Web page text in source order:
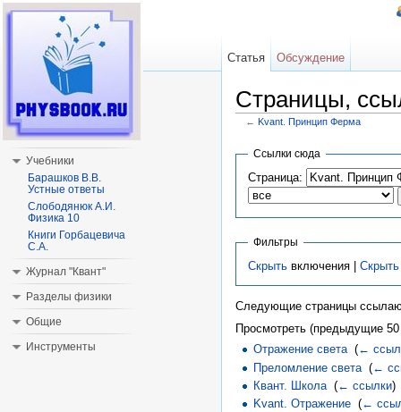
Страницы,
← Kvant. Принцип Ферма
Ссылки сюда
Страница:
Фильтры
Скрытьвключения | Скрыть
Следующие страницы
Просмотреть (предыдущие
Отражение света‎(←
Преломление света ‎(←
Квант. Школа ‎(← ссылки)
Kvant. Отражение ‎(←
Статья Обсуждение
Учебники
Барашков В.В.
Устные ответы
Слободянюк А.И.
Физика 10
Книги Горбацевича
С.А.
Журнал "Квант"
Разделы физики
Общие
Инструменты